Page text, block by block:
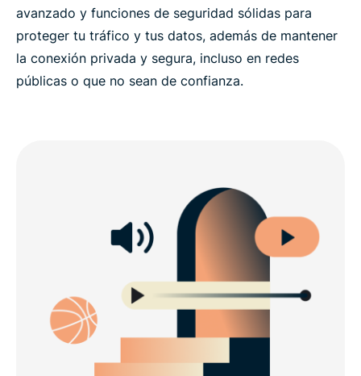
avanzado y funciones de seguridad sólidas para
proteger tu tráfico y tus datos, además de mantener
la conexión privada y segura, incluso en redes
públicas o que no sean de confianza.